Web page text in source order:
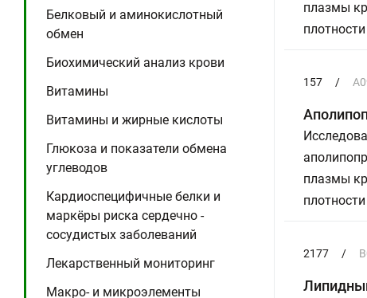
Белковый и аминокислотный
обмен
Биохимический анализ крови
Витамины
Витамины и жирные кислоты
Глюкоза и показатели обмена
углеводов
Кардиоспецифичные белки и
маркёры риска сердечно -
сосудистых заболеваний
Лекарственный мониторинг
Макро- и микроэлементы
плазмы
157 /
плазмы
2177 /